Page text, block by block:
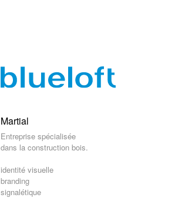
Martial
Entreprise spécialisée
dans la construction bois.
identité visuelle
branding
signalétique